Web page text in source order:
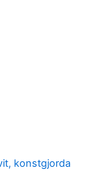
konstgjorda